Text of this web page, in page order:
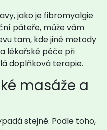
jako je fibromyalgie
páteře, může vám
tam, kde jiné metody
lékařské péče při
doplňková terapie.
masáže a
stejně. Podle toho,